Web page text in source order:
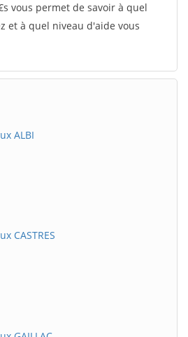
vous permet de savoir à quel
et à quel niveau d'aide vous
ALBI
CASTRES